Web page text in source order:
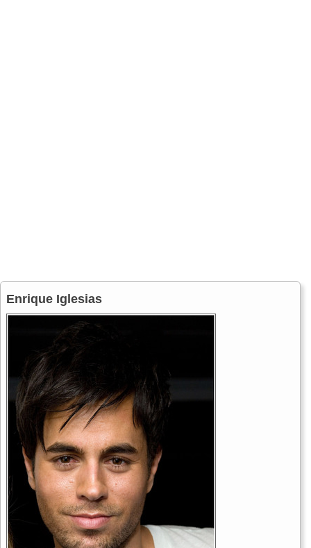
Enrique Iglesias